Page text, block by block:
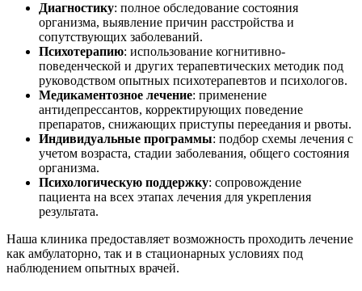
Диагностику: полное обследование состояния
организма, выявление причин расстройства и
сопутствующих заболеваний.
Психотерапию: использование когнитивно-
поведенческой и других терапевтических методик под
руководством опытных психотерапевтов и психологов.
Медикаментозное лечение: применение
антидепрессантов, корректирующих поведение
препаратов, снижающих приступы переедания и рвоты.
Индивидуальные программы: подбор схемы лечения с
учетом возраста, стадии заболевания, общего состояния
организма.
Психологическую поддержку: сопровождение
пациента на всех этапах лечения для укрепления
результата.
Наша клиника предоставляет возможность проходить лечение
как амбулаторно, так и в стационарных условиях под
наблюдением опытных врачей.